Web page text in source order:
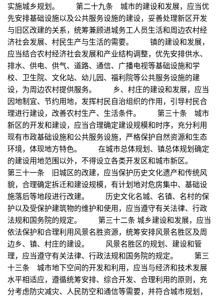
实施城乡规划。 第二十九条 城市的建设和发展，应当优
先安排基础设施以及公共服务设施的建设，妥善处理新区开发
与旧区改建的关系，统筹兼顾进城务工人员生活和周边农村经
济社会发展、村民生产与生活的需要。 镇的建设和发展，
应当结合农村经济社会发展和产业结构调整，优先安排供水、
排水、供电、供气、道路、通信、广播电视等基础设施和学
校、卫生院、文化站、幼儿园、福利院等公共服务设施的建
设，为周边农村提供服务。 乡、村庄的建设和发展，应当
因地制宜、节约用地，发挥村民自治组织的作用，引导村民合
理进行建设，改善农村生产、生活条件。 第三十条 城市
新区的开发和建设，应当合理确定建设规模和时序，充分利用
现有市政基础设施和公共服务设施，严格保护自然资源和生态
环境，体现地方特色。 在城市总体规划、镇总体规划确定
的建设用地范围以外，不得设立各类开发区和城市新区。
第三十一条 旧城区的改建，应当保护历史文化遗产和传统风
貌，合理确定拆迁和建设规模，有计划地对危房集中、基础设
施落后等地段进行改建。 历史文化名城、名镇、名村的保
护以及受保护建筑物的维护和使用，应当遵守有关法律、行政
法规和国务院的规定。 第三十二条 城乡建设和发展，应当
依法保护和合理利用风景名胜资源，统筹安排风景名胜区及周
边乡、镇、村庄的建设。 风景名胜区的规划、建设和管
理，应当遵守有关法律、行政法规和国务院的规定。 第三
十三条 城市地下空间的开发和利用，应当与经济和技术发展
水平相适应，遵循统筹安排、综合开发、合理利用的原则，充
分考虑防灾减灾、人民防空和通信等需要，并符合城市规划，